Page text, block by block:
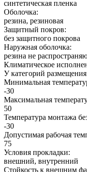
синтетическая пленка
Оболочка:
резина, резиновая
Защитный покров:
без защитного покрова
Наружная оболочка:
резина не
Климатическое
У категорий
Минимальная
-30
Максимальная
50
Температура монтажа
-30
Допустимая рабочая
75
Условия прокладки:
внешний, внутренний
Стойкость к внешним